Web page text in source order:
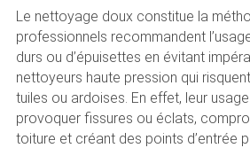
Le nettoyage doux constitue la
professionnels recommandent
durs ou d’épuisettes en évitant
nettoyeurs haute pression qui
tuiles ou ardoises. En effet, leur
provoquer fissures ou éclats,
toiture et créant des points d’entrée